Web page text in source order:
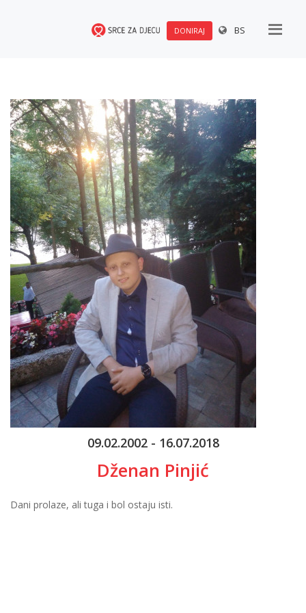
DONIRAJ BS
09.02.2002 - 16.07.2018
Dženan Pinjić
Dani prolaze, ali tuga i bol ostaju isti.